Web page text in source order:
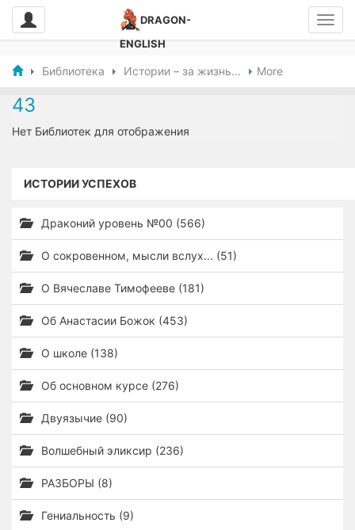
DRAGON-
ENGLISH
Библиотека Истории – за жизнь... More
43
Нет Библиотек для отображения
ИСТОРИИ УСПЕХОВ
Драконий уровень №00 (566)
О сокровенном, мысли вслух... (51)
О Вячеславе Тимофееве (181)
Об Анастасии Божок (453)
О школе (138)
Об основном курсе (276)
Двуязычие (90)
Волшебный эликсир (236)
РАЗБОРЫ (8)
Гениальность (9)